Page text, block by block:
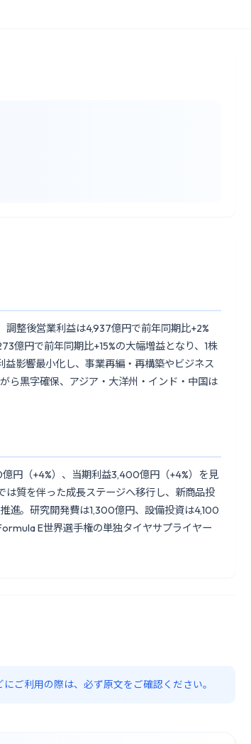
整後営業利益は4,937億円で前年同期比+2%
億円で前年同期比+15%の大幅増益となり、1株
影響最小化し、事業再編・再構築やビジネス
ら黒字確保、アジア・大洋州・インド・中国は
円（+4%）、当期利益3,400億円（+4%）を見
は質を伴った成長ステージへ移行し、新商品投
進。研究開発費は1,300億円、設備投資は4,100
E世界選手権の単独タイヤサプライヤー
ご利用の際は、必ず原文をご確認ください。